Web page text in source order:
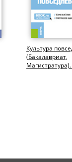
Культура
(Бакалавриат,